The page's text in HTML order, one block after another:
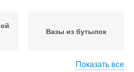
Вазы из бутылок
Показать все